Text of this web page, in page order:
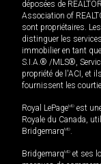
déposées de
Association of
sont propriétaires.
distinguer les
immobilier en tant
S.I.A.® /MLS®,
propriété de l'ACI, et
fournissent les
Royal LePageMD est
Royale du Canada,
BridgemarqMD.
BridgemarqMD et ses